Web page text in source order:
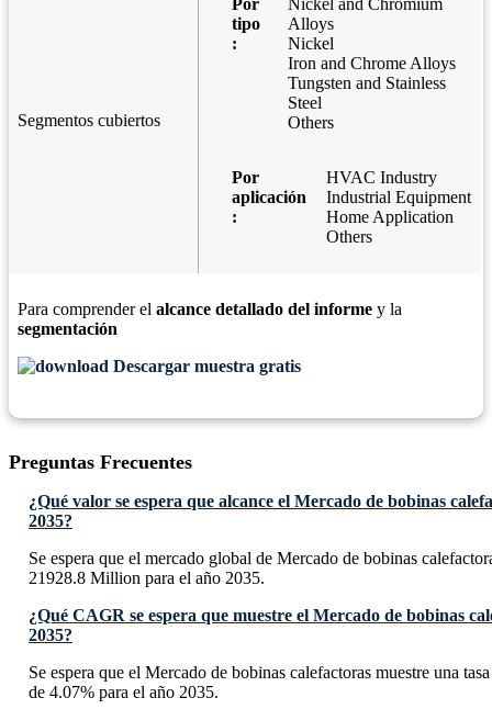
Segmentos cubiertos
Por
tipo
:
Nickel and Chromium
Alloys
Nickel
Iron and Chrome Alloys
Tungsten and Stainless
Steel
Others
Por
aplicación
:
HVAC Industry
Industrial Equipment
Home Application
Others
Para comprender el alcance detallado del informe y la
segmentación
Descargar muestra gratis
Preguntas Frecuentes
¿Qué valor se espera que alcance el Mercado de bobinas
2035?
Se espera que el mercado global de Mercado de bobinas
21928.8 Million para el año 2035.
¿Qué CAGR se espera que muestre el Mercado de bobinas
2035?
Se espera que el Mercado de bobinas calefactoras muestre una
de 4.07% para el año 2035.